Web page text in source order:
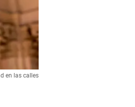
en las calles